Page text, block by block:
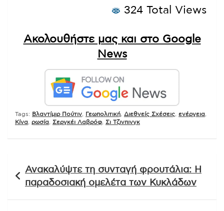
324 Total Views
Ακολουθήστε μας και στο Google
News
Tags: Βλαντίμιρ Πούτιν Γεωπολιτική Διεθνείς Σχέσεις ενέργεια
Κίνα ρωσία Σεργκέι Λαβρόφ Σι Τζινπινγκ
άρθρων
Ανακαλύψτε τη συνταγή φρουτάλια: Η
παραδοσιακή ομελέτα των Κυκλάδων